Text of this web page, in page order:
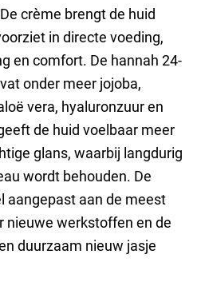
crème brengt de huid
in directe voeding,
en comfort. De hannah 24-
onder meer jojoba,
vera, hyaluronzuur en
de huid voelbaar meer
glans, waarbij langdurig
wordt behouden. De
aangepast aan de meest
nieuwe werkstoffen en de
duurzaam nieuw jasje